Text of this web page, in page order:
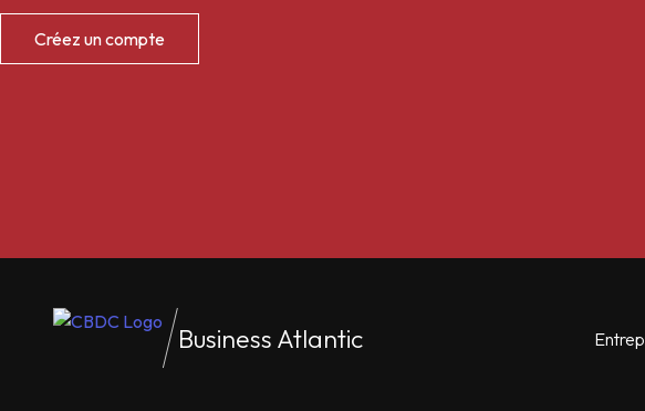
Créez un compte
Business Atlantic